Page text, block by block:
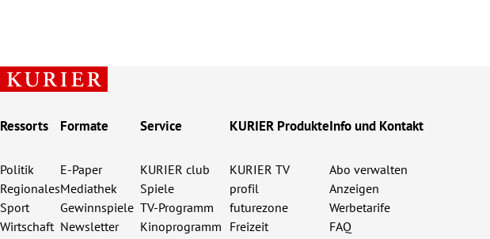
Ressorts
Politik
Regionales
Sport
Wirtschaft
Formate
E-Paper
Mediathek
Gewinnspiele
Newsletter
Service
KURIER club
Spiele
TV-Programm
Kinoprogramm
KURIER Produkte
KURIER TV
profil
futurezone
Freizeit
Info und Kontakt
Abo verwalten
Anzeigen
Werbetarife
FAQ